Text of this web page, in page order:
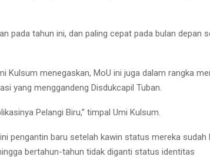
pada tahun ini, dan paling cepat pada bulan depan
Kulsum menegaskan, MoU ini juga dalam rangka
yang menggandeng Disdukcapil Tuban.
Pelangi Biru,” timpal Umi Kulsum.
pengantin baru setelah kawin status mereka sudah
bertahun-tahun tidak diganti status identitas